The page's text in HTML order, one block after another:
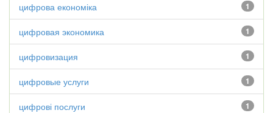
1
цифрова економіка
1
цифровая экономика
1
цифровизация
1
цифровые услуги
1
цифрові послуги